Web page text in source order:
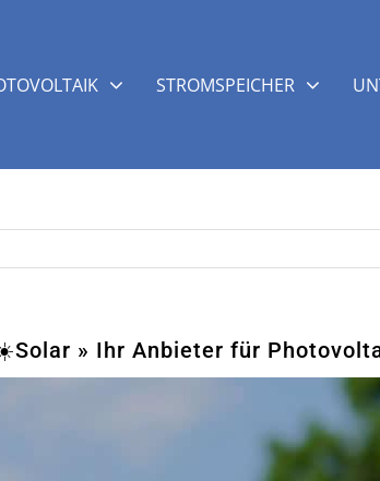
STROMSPEICHER
» Ihr Anbieter für